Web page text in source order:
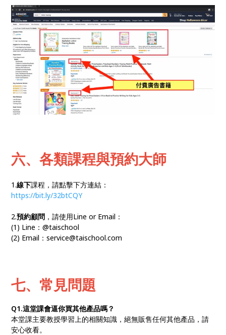
六、各類課程與預約大師
1.線下課程，請點擊下方連結：
https://bit.ly/32btCQY
2.預約顧問 ，請使用Line or Email：
(1) Line：@taischool
(2) Email：service@taischool.com
七、常見問題
Q1.這堂課會逼你買其他產品嗎？
本堂課主要教授學習上的相關知識，絕無販售任何其他產品，請
安心收看。